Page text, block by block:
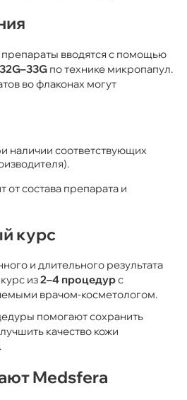
вводятся с помощью
32G–33G по технике микропапул.
во флаконах могут
наличии соответствующих
от состава препарата и
курс
и длительного результата
из2–4 процедурс
врачом-косметологом.
помогают сохранить
качество кожи
Medsfera